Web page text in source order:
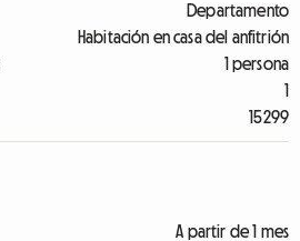
Departamento
Habitación en casa del anfitrión
1 persona
1
15299
A partir de 1 mes